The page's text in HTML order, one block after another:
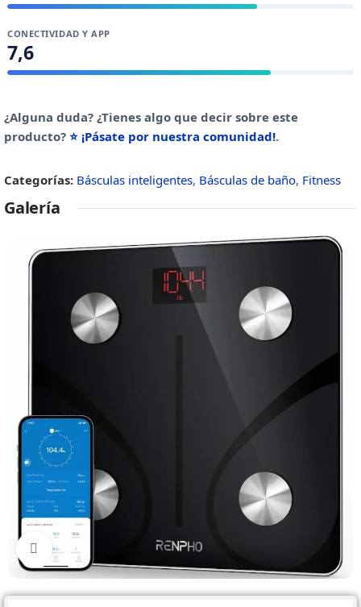
CONECTIVIDAD Y APP
7,6
¿Alguna duda? ¿Tienes algo que decir sobre este
producto? ⭐ ¡Pásate por nuestra comunidad!.
Categorías: Básculas inteligentes, Básculas de baño, Fitness
Galería
Click to enlarge